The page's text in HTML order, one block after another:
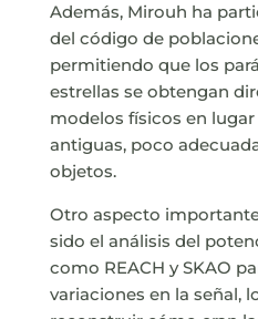
Además, Mirouh ha
del código de
permitiendo que los
estrellas se obtengan
modelos físicos en
antiguas, poco
objetos.
Otro aspecto
sido el análisis del
como REACH y SKAO
variaciones en la señal,